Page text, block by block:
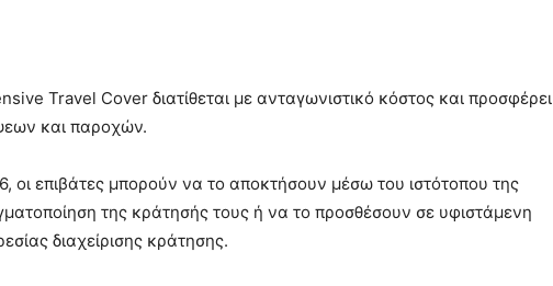
Travel Cover διατίθεται με ανταγωνιστικό κόστος και προσφέρει
και παροχών.
οι επιβάτες μπορούν να το αποκτήσουν μέσω του ιστότοπου της
της κράτησής τους ή να το προσθέσουν σε υφιστάμενη
διαχείρισης κράτησης.